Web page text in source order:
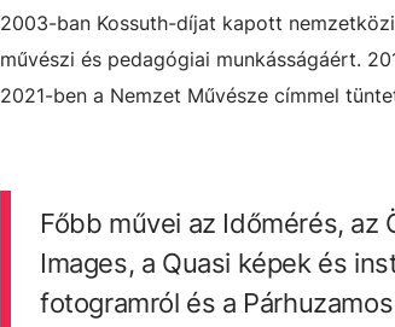
2003-ban Kossuth-díjat kapott
művészi és pedagógiai munkásságáért.
2021-ben a Nemzet Művésze címmel
Főbb művei az Időmérés, az
Images, a Quasi képek és
fotogramról és a